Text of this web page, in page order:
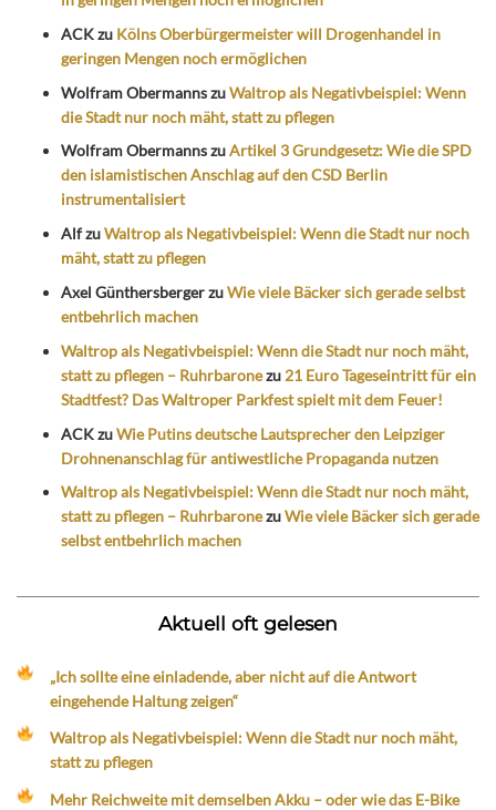
ACKzu Kölns Oberbürgermeister will Drogenhandel in
geringen Mengen noch ermöglichen
Wolfram ObermannszuWaltrop als Negativbeispiel: Wenn
die Stadt nur noch mäht, statt zu pflegen
Wolfram ObermannszuArtikel 3 Grundgesetz: Wie die SPD
den islamistischen Anschlag auf den CSD Berlin
instrumentalisiert
AlfzuWaltrop als Negativbeispiel: Wenn die Stadt nur noch
mäht, statt zu pflegen
Axel GünthersbergerzuWie viele Bäcker sich gerade selbst
entbehrlich machen
Waltrop als Negativbeispiel: Wenn die Stadt nur noch mäht,
statt zu pflegen – Ruhrbaronezu 21 Euro Tageseintritt für ein
Stadtfest? Das Waltroper Parkfest spielt mit dem Feuer!
ACKzuWie Putins deutsche Lautsprecher den Leipziger
Drohnenanschlag für antiwestliche Propaganda nutzen
Waltrop als Negativbeispiel: Wenn die Stadt nur noch mäht,
statt zu pflegen – RuhrbaronezuWie viele Bäcker sich gerade
selbst entbehrlich machen
Aktuell oft gelesen
„Ich sollte eine einladende, aber nicht auf die Antwort
eingehende Haltung zeigen“
Waltrop als Negativbeispiel: Wenn die Stadt nur noch mäht,
statt zu pflegen
Mehr Reichweite mit demselben Akku – oder wie das E-Bike